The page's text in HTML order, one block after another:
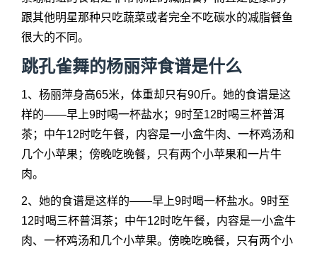
跟其他明星那种只吃蔬菜或者完全不吃碳水的减脂餐鱼
很大的不同。
跳孔雀舞的杨丽萍食谱是什么
1、杨丽萍身高65米，体重却只有90斤。她的食谱是这
样的——早上9时喝一杯盐水；9时至12时喝三杯普洱
茶；中午12时吃午餐，内容是一小盒牛肉、一杯鸡汤和
几个小苹果；傍晚吃晚餐，只有两个小苹果和一片牛
肉。
2、她的食谱是这样的——早上9时喝一杯盐水。9时至
12时喝三杯普洱茶；中午12时吃午餐，内容是一小盒牛
肉、一杯鸡汤和几个小苹果。傍晚吃晚餐，只有两个小